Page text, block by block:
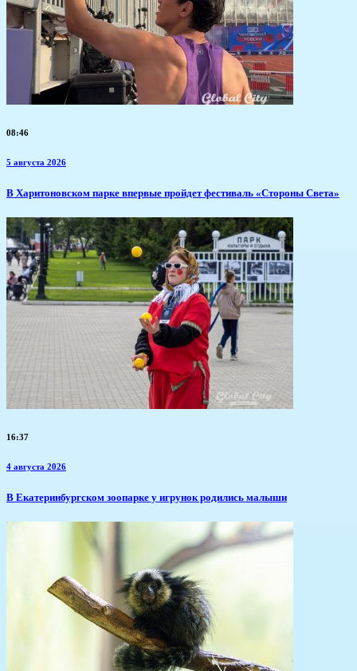
08:46
5 августа 2026
В Харитоновском парке впервые пройдет фестиваль «Стороны Света»
16:37
4 августа 2026
​В Екатеринбургском зоопарке у игрунок родились малыши